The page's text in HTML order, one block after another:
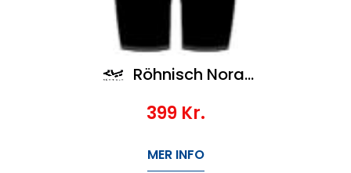
Röhnisch Nora Lasting Bike Tights
399 Kr.
MER INFO